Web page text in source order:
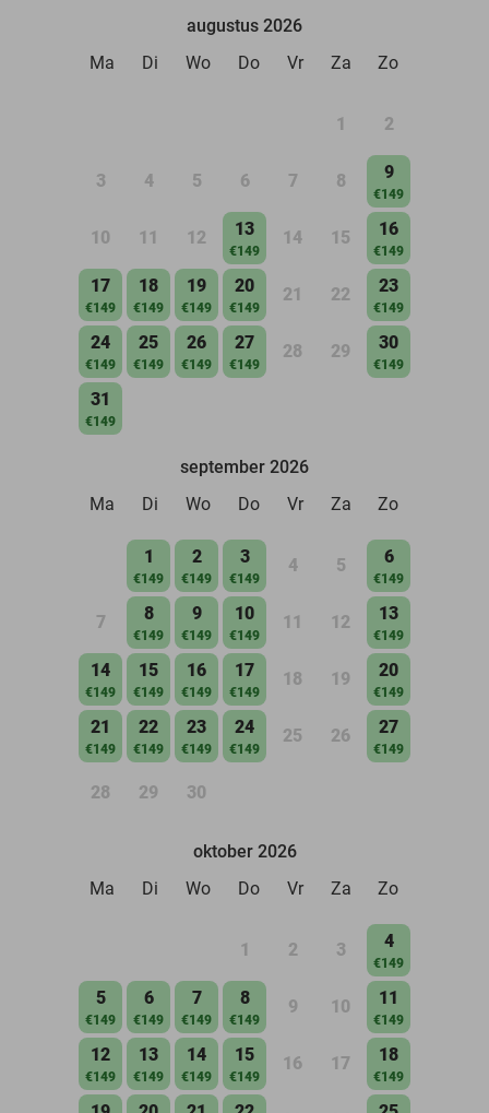
augustus 2026
Ma
Di Wo Do Vr Za Zo
1 2
3 4 5 6 7 8 9
€149
10 11 12 13
€149
14 15 16
€149
17
€149
18
€149
19
€149
20
€149
21 22 23
€149
24
€149
25
€149
26
€149
27
€149
28 29 30
€149
31
€149
september 2026
Ma
Di Wo Do Vr Za Zo
1
€149
2
€149
3
€149
4 5 6
€149
7 8
€149
9
€149
10
€149
11 12 13
€149
14
€149
15
€149
16
€149
17
€149
18 19 20
€149
21
€149
22
€149
23
€149
24
€149
25 26 27
€149
28 29 30
oktober 2026
Ma
Di Wo Do Vr Za Zo
1 2 3 4
€149
5
€149
6
€149
7
€149
8
€149
9 10 11
€149
12
€149
13
€149
14
€149
15
€149
16 17 18
€149